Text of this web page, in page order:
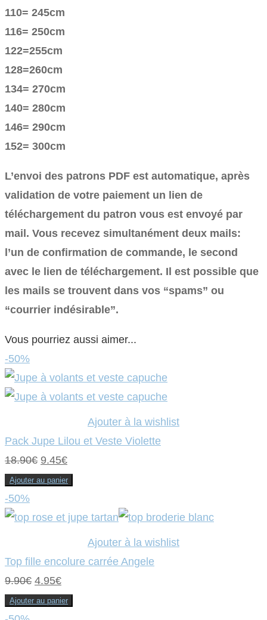
110= 245cm
116= 250cm
122=255cm
128=260cm
134= 270cm
140= 280cm
146= 290cm
152= 300cm
L’envoi des patrons PDF est automatique, après
validation de votre paiement un lien de
téléchargement du patron vous est envoyé par
mail. Vous recevez simultanément deux mails:
l’un de confirmation de commande, le second
avec le lien de téléchargement. Il est possible que
les mails se trouvent dans vos “spams” ou
“courrier indésirable”.
Vous pourriez aussi aimer...
-50%
Ajouter à la wishlist
Pack Jupe Lilou et Veste Violette
18.90€ Le
prix
était :
9.45€Le
prix
est :
9.45€.
Ajouter au panier
-50%
Ajouter à la wishlist
Top fille encolure carrée Angele
9.90€ Le
prix
4.95€Le
prix
Ajouter au panier